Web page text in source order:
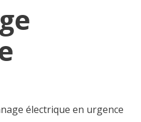
électrique en urgence